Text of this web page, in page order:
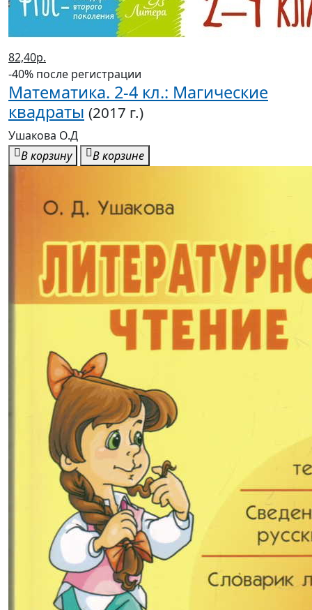
82,40р.
-40% после регистрации
Математика. 2-4 кл.: Магические
квадраты (2017 г.)
Ушакова О.Д
В корзину
В корзине